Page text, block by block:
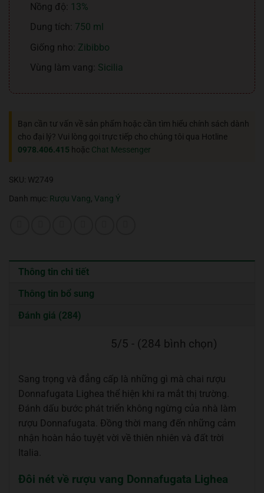
Nồng độ: 13%
Dung tích: 750 ml
Giống nho: Zibibbo
Vùng làm vang: Sicilia
Bạn cần tư vấn về sản phẩm hoặc cần tìm hiểu chính sách dành
cho đại lý? Vui lòng gọi trực tiếp cho chúng tôi qua Hotline
0978.406.415 hoặc Chat Messenger
SKU: W2749
Danh mục: Rượu Vang, Vang Ý
Thông tin chi tiết
Thông tin bổ sung
Đánh giá (284)
5/5 - (284 bình chọn)
Sang trọng và đẳng cấp là những gì mà chai rượu
Donnafugata Lighea thể hiện khi ra mắt thị trường.
Đánh dấu bước phát triển không ngừng của nhà làm
rượu Donnafugata. Đồng thời mang đến những cảm
nhận hoàn hảo tuyệt vời về thiên nhiên và đất trời
Italia.
Đôi nét về rượu vang Donnafugata Lighea